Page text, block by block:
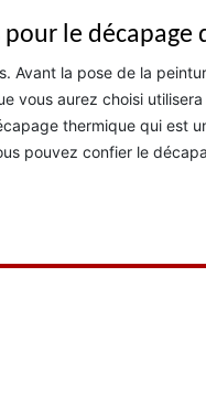
le décapage
Avant la pose de la
vous aurez choisi
thermique qui est
pouvez confier le